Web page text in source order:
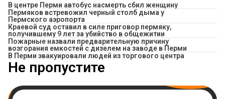
В центре Перми автобус насмерть сбил женщину
Пермяков встревожил черный столб дыма у
Пермского аэропорта
Краевой суд оставил в силе приговор пермяку,
получившему 9 лет за убийство в общежитии
Пожарные назвали предварительную причину
возгорания емкостей с дизелем на заводе в Перми
В Перми эвакуировали людей из торгового центра
Не пропустите